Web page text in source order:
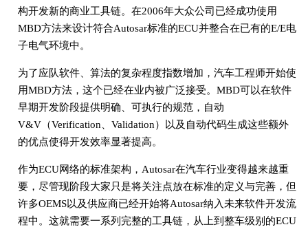
构开发新的商业工具链。在2006年大众公司已经成功使用
MBD方法来设计符合Autosar标准的ECU并整合在已有的E/E电
子电气环境中。
为了应队软件、算法的复杂程度指数增加，汽车工程师开始使
用MBD方法，这个已经在业内被广泛接受。MBD可以在软件
早期开发阶段提供明确、可执行的规范，自动
V&V（Verification、Validation）以及自动代码生成这些额外
的优点使得开发效率显著提高。
作为ECU网络的标准架构，Autosar在汽车行业变得越来越重
要，尽管现阶段大家只是将关注点放在标准的定义与完善，但
许多OEMS以及供应商已经开始将Autosar纳入未来软件开发流
程中。这就需要一系列完整的工具链，从上到整车级别的ECU